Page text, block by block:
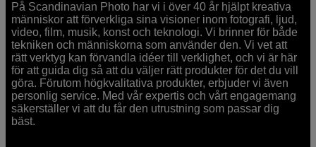
På Scandinavian Photo har vi i över 40 år hjälpt kreativa
människor att förverkliga sina visioner inom fotografi, ljud,
video, film, musik, konst och teknologi. Vi brinner för både
tekniken och människorna som använder den. Vi vet att
rätt verktyg kan förvandla idéer till verklighet, och vi är här
för att guida dig så att du väljer rätt produkter för det du vill
göra. Förutom högkvalitativa produkter, erbjuder vi även
personlig service. Med vår expertis och vårt engagemang
säkerställer vi att du får den utrustning som passar dig
bäst.